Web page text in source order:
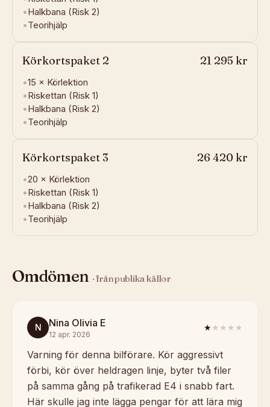
•Halkbana (Risk 2)
•Teorihjälp
Körkortspaket 2 21 295 kr
•15 × Körlektion
•Riskettan (Risk 1)
•Halkbana (Risk 2)
•Teorihjälp
Körkortspaket 3 26 420 kr
•20 × Körlektion
•Riskettan (Risk 1)
•Halkbana (Risk 2)
•Teorihjälp
Omdömen · från publika källor
N Nina Olivia E
12 apr. 2026
★★★★★
Varning för denna bilförare. Kör aggressivt
förbi, kör över heldragen linje, byter två filer
på samma gång på trafikerad E4 i snabb fart.
Här skulle jag inte lägga pengar för att lära mig